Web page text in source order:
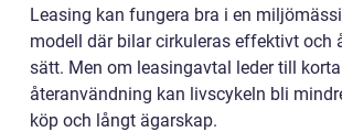
Leasing kan fungera bra i en
modell där bilar cirkuleras effektivt och
sätt. Men om leasingavtal leder till
återanvändning kan livscykeln bli
köp och långt ägarskap.